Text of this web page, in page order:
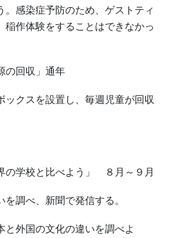
。感染症予防のため、ゲストティ
稲作体験をすることはできなかっ
回収」通年
ックスを設置し、毎週児童が回収
の学校と比べよう」 ８月～９月
を調べ、新聞で発信する。
と外国の文化の違いを調べよ